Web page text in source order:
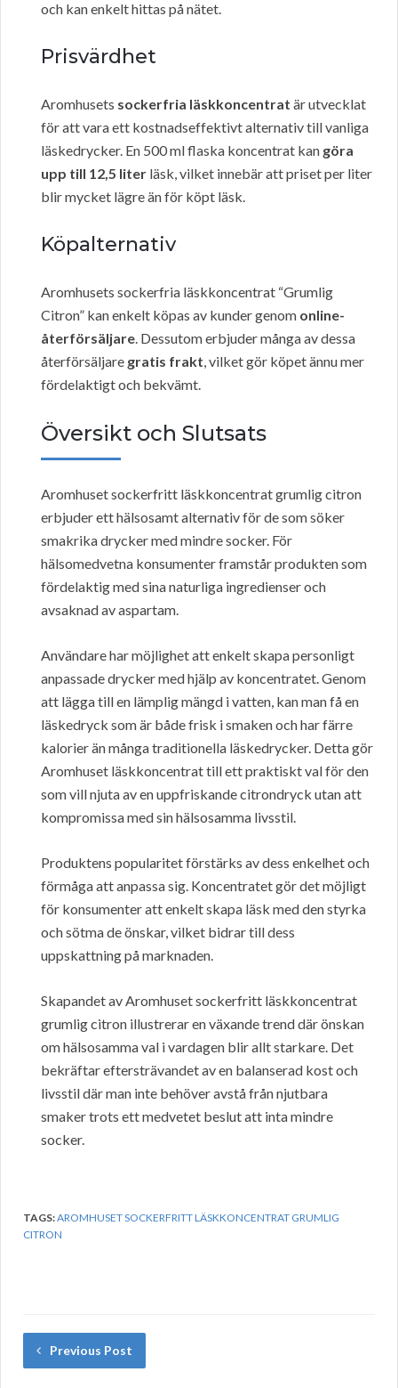
och kan enkelt hittas på nätet.
Prisvärdhet
Aromhusets sockerfria läskkoncentrat är utvecklat
för att vara ett kostnadseffektivt alternativ till vanliga
läskedrycker. En 500 ml flaska koncentrat kan göra
upp till 12,5 liter läsk, vilket innebär att priset per liter
blir mycket lägre än för köpt läsk.
Köpalternativ
Aromhusets sockerfria läskkoncentrat “Grumlig
Citron” kan enkelt köpas av kunder genom online-
återförsäljare. Dessutom erbjuder många av dessa
återförsäljare gratis frakt, vilket gör köpet ännu mer
fördelaktigt och bekvämt.
Översikt och Slutsats
Aromhuset sockerfritt läskkoncentrat grumlig citron
erbjuder ett hälsosamt alternativ för de som söker
smakrika drycker med mindre socker. För
hälsomedvetna konsumenter framstår produkten som
fördelaktig med sina naturliga ingredienser och
avsaknad av aspartam.
Användare har möjlighet att enkelt skapa personligt
anpassade drycker med hjälp av koncentratet. Genom
att lägga till en lämplig mängd i vatten, kan man få en
läskedryck som är både frisk i smaken och har färre
kalorier än många traditionella läskedrycker. Detta gör
Aromhuset läskkoncentrat till ett praktiskt val för den
som vill njuta av en uppfriskande citrondryck utan att
kompromissa med sin hälsosamma livsstil.
Produktens popularitet förstärks av dess enkelhet och
förmåga att anpassa sig. Koncentratet gör det möjligt
för konsumenter att enkelt skapa läsk med den styrka
och sötma de önskar, vilket bidrar till dess
uppskattning på marknaden.
Skapandet av Aromhuset sockerfritt läskkoncentrat
grumlig citron illustrerar en växande trend där önskan
om hälsosamma val i vardagen blir allt starkare. Det
bekräftar eftersträvandet av en balanserad kost och
livsstil där man inte behöver avstå från njutbara
smaker trots ett medvetet beslut att inta mindre
socker.
TAGS:AROMHUSET SOCKERFRITT LÄSKKONCENTRAT GRUMLIG
CITRON
Previous Post